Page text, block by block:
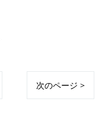
次のページ >